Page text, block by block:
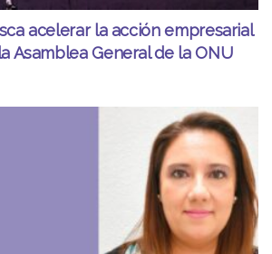
acelerar la acción empresarial
Asamblea General de la ONU